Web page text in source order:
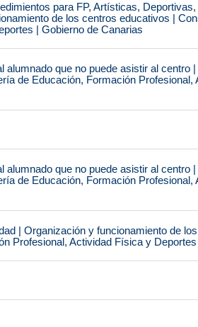
para FP, Artísticas,
de los centros educativos |
| Gobierno de Canarias
alumnado que no puede asistir al
de Educación, Formación
alumnado que no puede asistir al
de Educación, Formación
| Organización y funcionamiento de
Profesional, Actividad Física y